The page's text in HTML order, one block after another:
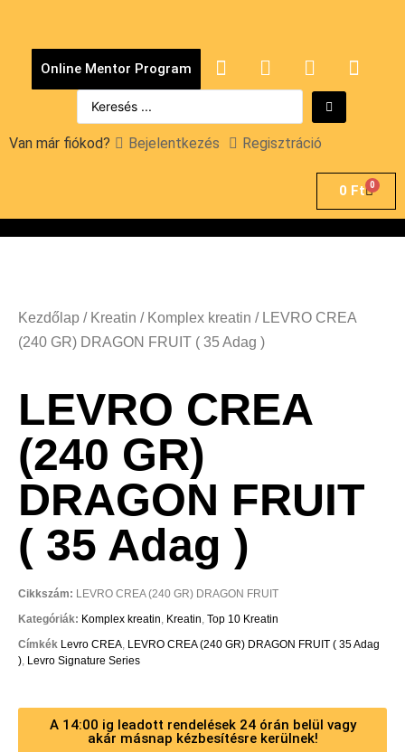
Online Mentor Program
Van már fiókod? Bejelentkezés Regisztráció
0 Ft 0
Kezdőlap / Kreatin / Komplex kreatin / LEVRO CREA
(240 GR) DRAGON FRUIT ( 35 Adag )
LEVRO CREA
(240 GR)
DRAGON FRUIT
( 35 Adag )
Cikkszám: LEVRO CREA (240 GR) DRAGON FRUIT
Kategóriák: Komplex kreatin, Kreatin, Top 10 Kreatin
Címkék Levro CREA, LEVRO CREA (240 GR) DRAGON FRUIT ( 35 Adag
), Levro Signature Series
A 14:00 ig leadott rendelések 24 órán belül vagy
akár másnap kézbesítésre kerülnek!